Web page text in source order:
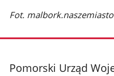
Fot.
stopka
Pomorski Urząd